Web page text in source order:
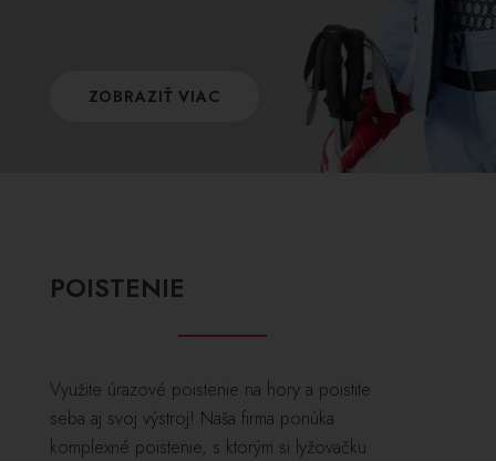
ZOBRAZIŤ VIAC
POISTENIE
Využite úrazové poistenie na hory a poistite
seba aj svoj výstroj! Naša firma ponúka
komplexné poistenie, s ktorým si lyžovačku